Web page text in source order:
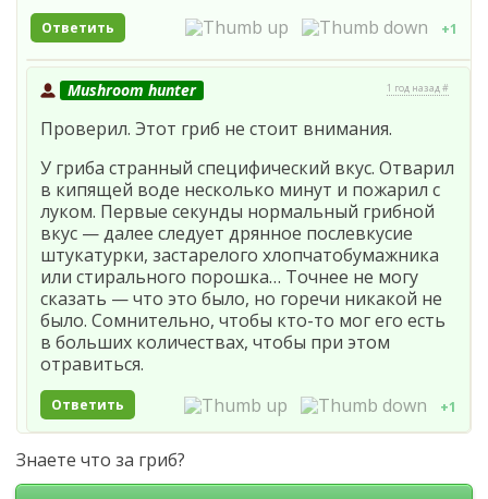
Ответить +1
Mushroom hunter 1 год назад #
Проверил. Этот гриб не стоит внимания.
У гриба странный специфический вкус. Отварил
в кипящей воде несколько минут и пожарил с
луком. Первые секунды нормальный грибной
вкус — далее следует дрянное послевкусие
штукатурки, застарелого хлопчатобумажника
или стирального порошка… Точнее не могу
сказать — что это было, но горечи никакой не
было. Сомнительно, чтобы кто-то мог его есть
в больших количествах, чтобы при этом
отравиться.
Ответить +1
Знаете что за гриб?